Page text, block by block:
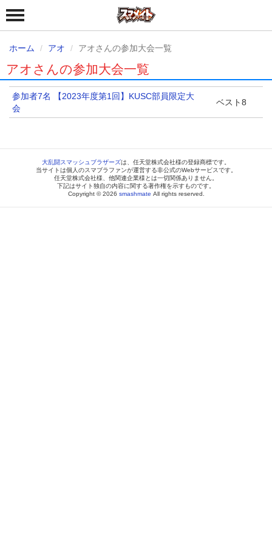
ホーム アオ アオさんの参加大会一覧
アオさんの参加大会一覧
参加者7名 【2023年度第1回】KUSC部員限定大
会
ベスト8
大乱闘スマッシュブラザーズは、任天堂株式会社様の登録商標です。
当サイトは個人のスマブラファンが運営する非公式のWebサービスです。
任天堂株式会社様、他関連企業様とは一切関係ありません。
下記はサイト独自の内容に関する著作権を示すものです。
Copyright © 2026 smashmate All rights reserved.